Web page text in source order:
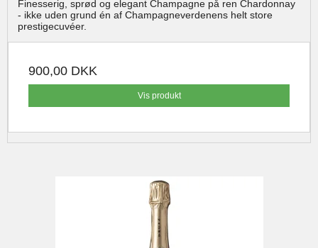
Finesserig, sprød og elegant Champagne på ren Chardonnay
- ikke uden grund én af Champagneverdenens helt store
prestigecuvéer.
900,00 DKK
Vis produkt